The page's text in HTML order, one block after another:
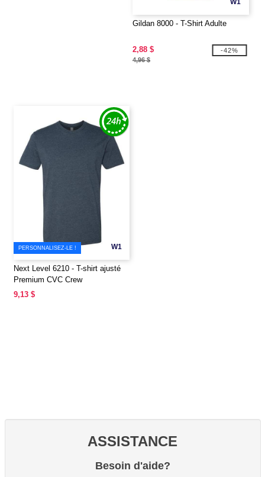
W1
Gildan 8000 - T-Shirt Adulte
2,88 $
4,96 $
-42%
W1
PERSONNALISEZ-LE !
Next Level 6210 - T-shirt ajusté
Premium CVC Crew
9,13 $
ASSISTANCE
Besoin d'aide?